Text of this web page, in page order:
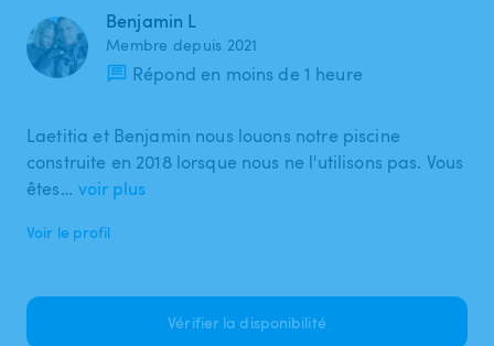
Benjamin L
Membre depuis 2021
Répond en moins de 1 heure
Laetitia et Benjamin nous louons notre piscine
construite en 2018 lorsque nous ne l'utilisons pas. Vous
êtes… voir plus
Voir le profil
Vérifier la disponibilité